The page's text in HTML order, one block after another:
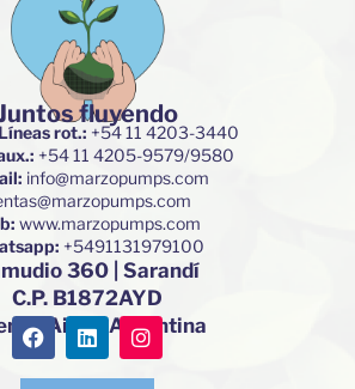
fluyendo
rot.: +54 11 4203-3440
+54 11 4205-9579/9580
info@marzopumps.com
www.marzopumps.com
+5491131979100
360 | Sarandí
C.P. B1872AYD
Aires. Argentina
F
a
L
i
I
n